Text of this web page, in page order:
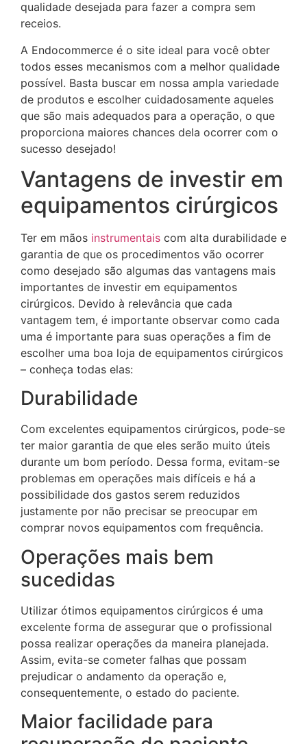
qualidade desejada para fazer a compra sem
receios.
A Endocommerce é o site ideal para você obter
todos esses mecanismos com a melhor qualidade
possível. Basta buscar em nossa ampla variedade
de produtos e escolher cuidadosamente aqueles
que são mais adequados para a operação, o que
proporciona maiores chances dela ocorrer com o
sucesso desejado!
Vantagens de investir em
equipamentos cirúrgicos
Ter em mãos instrumentais com alta durabilidade e
garantia de que os procedimentos vão ocorrer
como desejado são algumas das vantagens mais
importantes de investir em equipamentos
cirúrgicos. Devido à relevância que cada
vantagem tem, é importante observar como cada
uma é importante para suas operações a fim de
escolher uma boa loja de equipamentos cirúrgicos
– conheça todas elas:
Durabilidade
Com excelentes equipamentos cirúrgicos, pode-se
ter maior garantia de que eles serão muito úteis
durante um bom período. Dessa forma, evitam-se
problemas em operações mais difíceis e há a
possibilidade dos gastos serem reduzidos
justamente por não precisar se preocupar em
comprar novos equipamentos com frequência.
Operações mais bem
sucedidas
Utilizar ótimos equipamentos cirúrgicos é uma
excelente forma de assegurar que o profissional
possa realizar operações da maneira planejada.
Assim, evita-se cometer falhas que possam
prejudicar o andamento da operação e,
consequentemente, o estado do paciente.
Maior facilidade para